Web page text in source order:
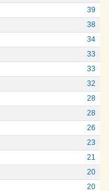
39
38
34
33
33
32
28
28
26
23
21
20
20